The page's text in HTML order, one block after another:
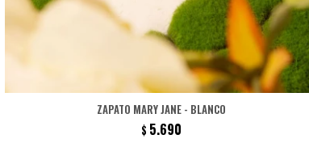
ZAPATO MARY JANE - BLANCO
$ 5.690